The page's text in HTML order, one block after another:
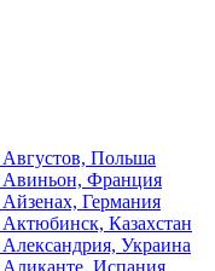
Польша
Авиньон, Франция
Германия
Казахстан
Украина
Испания